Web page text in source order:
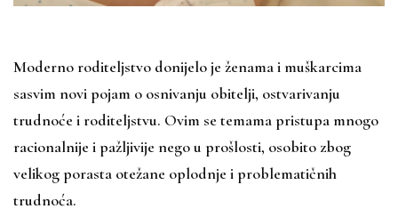
Moderno roditeljstvo donijelo je ženama i muškarcima
sasvim novi pojam o osnivanju obitelji, ostvarivanju
trudnoće i roditeljstvu. Ovim se temama pristupa mnogo
racionalnije i pažljivije nego u prošlosti, osobito zbog
velikog porasta otežane oplodnje i problematičnih
trudnoća.